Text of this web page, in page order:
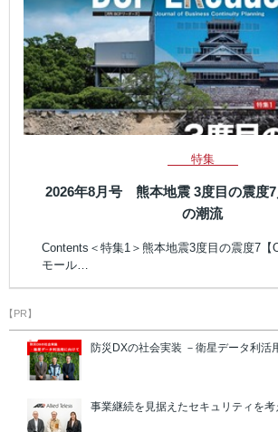
特集
2026年8月号 熊本地震 3度目の震度
の潮流
Contents＜特集1＞熊本地震3度目の震度7【
モール…
【PR】
防災DXの社会実装 －衛星データ利活
事業継続を見据えたセキュリティを考